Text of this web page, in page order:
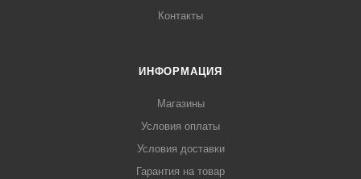
Контакты
ИНФОРМАЦИЯ
Магазины
Условия оплаты
Условия доставки
Гарантия на товар